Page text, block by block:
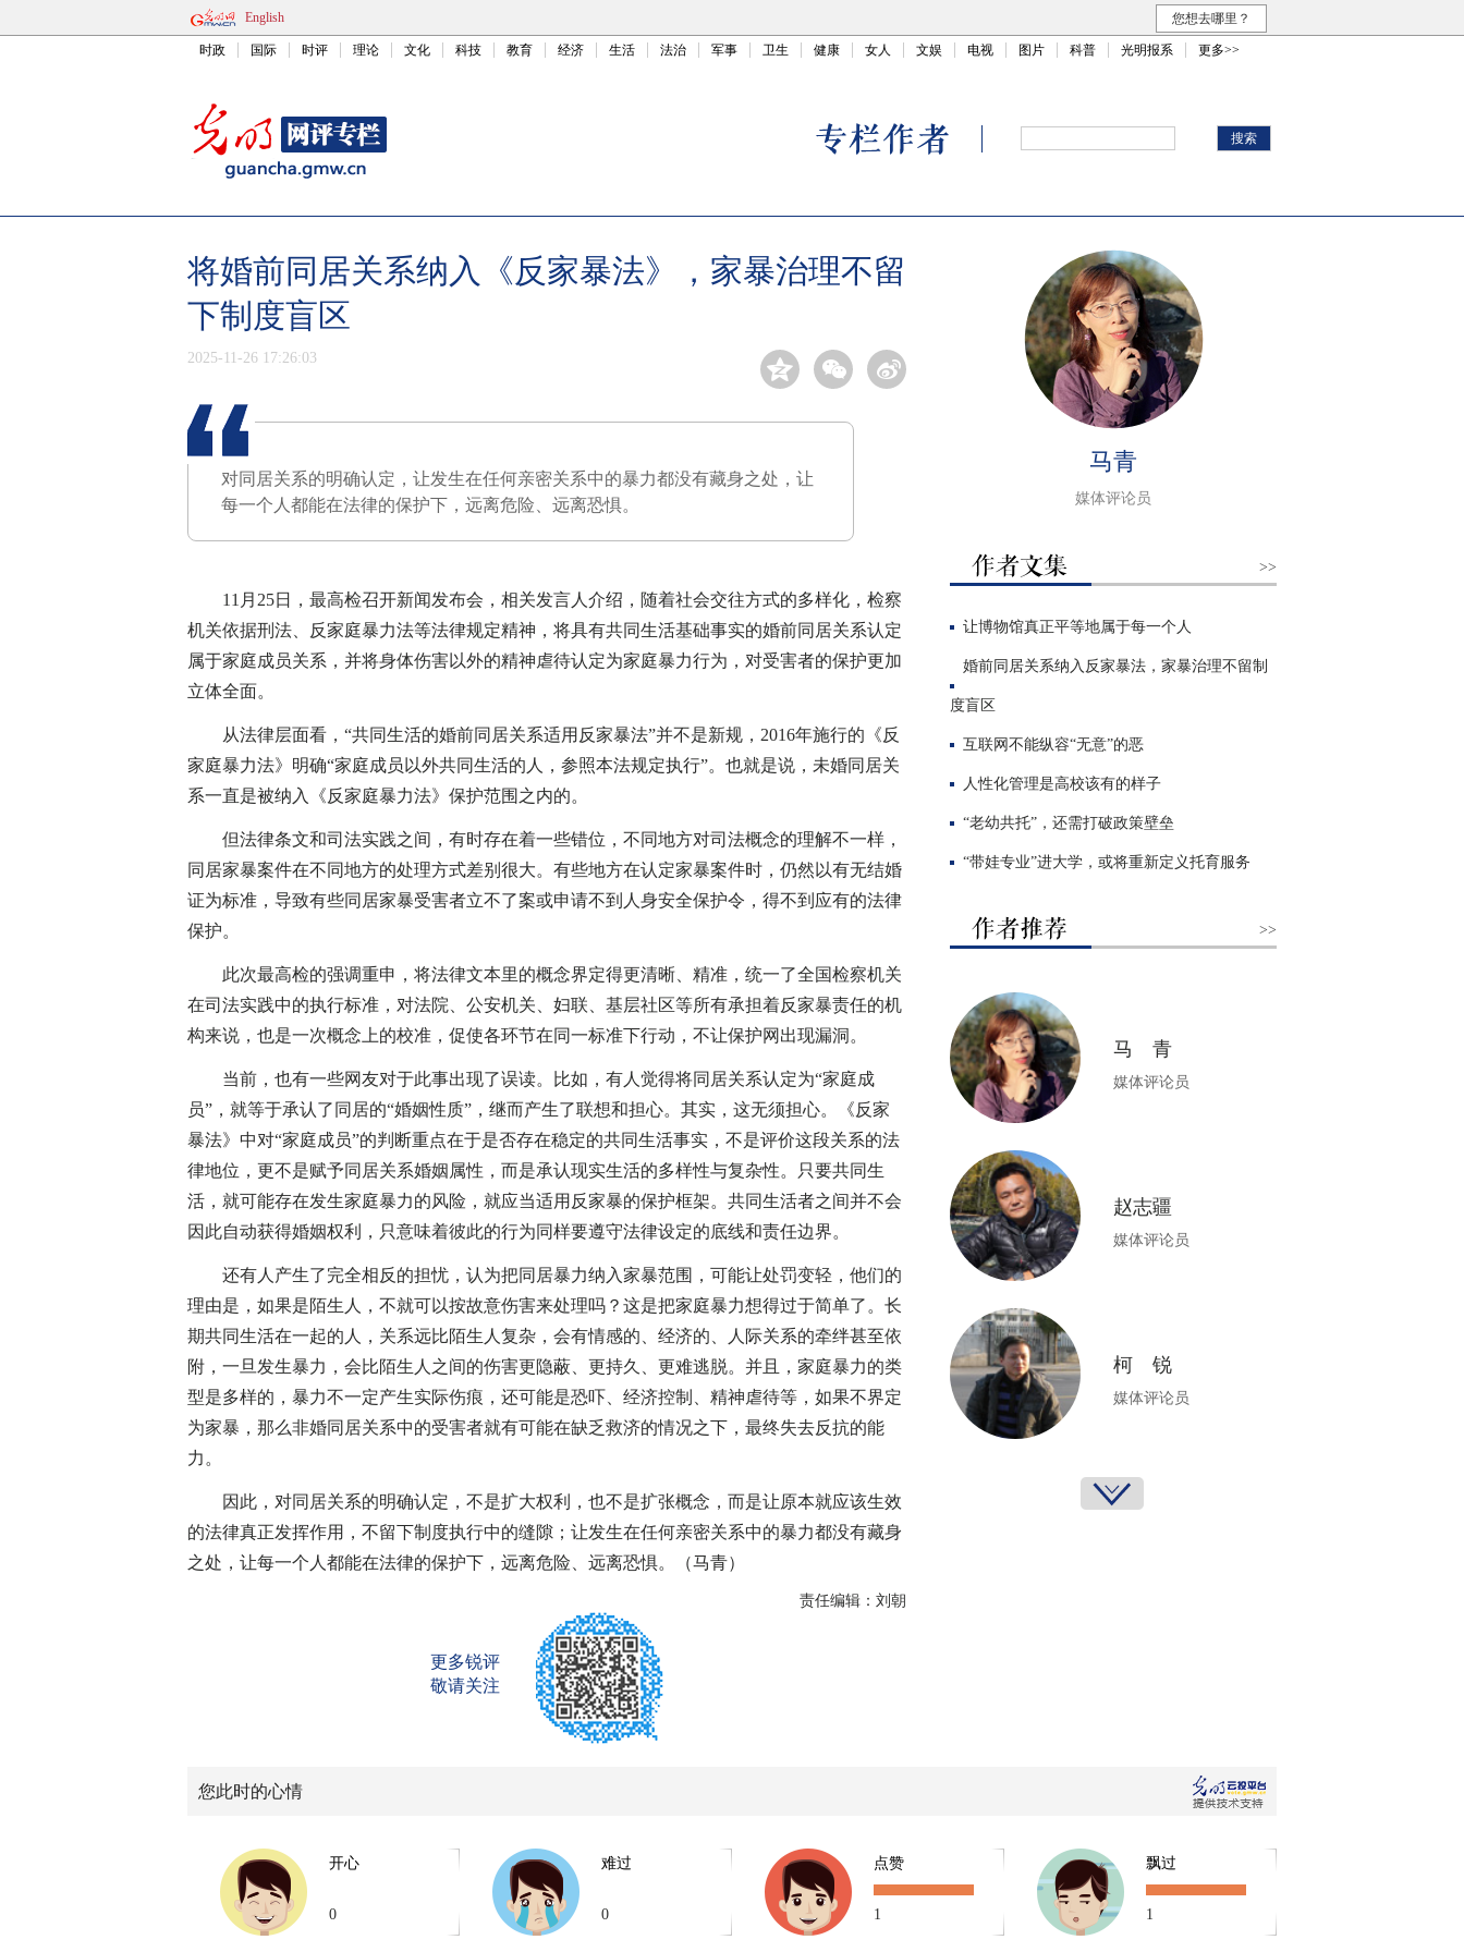
English 您想去哪里？
时政 国际 时评 理论 文化 科技 教育 经济 生活 法治 军事 卫生 健康 女人 文娱 电视 图片 科普 光明报系 更多>>
将婚前同居关系纳入《反家暴法》，家暴治理不留
下制度盲区
2025-11-26 17:26:03
对同居关系的明确认定，让发生在任何亲密关系中的暴力都没有藏身之处，让
每一个人都能在法律的保护下，远离危险、远离恐惧。
11月25日，最高检召开新闻发布会，相关发言人介绍，随着社会交往方式的多样化，检察
机关依据刑法、反家庭暴力法等法律规定精神，将具有共同生活基础事实的婚前同居关系认定
属于家庭成员关系，并将身体伤害以外的精神虐待认定为家庭暴力行为，对受害者的保护更加
立体全面。
从法律层面看，“共同生活的婚前同居关系适用反家暴法”并不是新规，2016年施行的《反
家庭暴力法》明确“家庭成员以外共同生活的人，参照本法规定执行”。也就是说，未婚同居关
系一直是被纳入《反家庭暴力法》保护范围之内的。
但法律条文和司法实践之间，有时存在着一些错位，不同地方对司法概念的理解不一样，
同居家暴案件在不同地方的处理方式差别很大。有些地方在认定家暴案件时，仍然以有无结婚
证为标准，导致有些同居家暴受害者立不了案或申请不到人身安全保护令，得不到应有的法律
保护。
此次最高检的强调重申，将法律文本里的概念界定得更清晰、精准，统一了全国检察机关
在司法实践中的执行标准，对法院、公安机关、妇联、基层社区等所有承担着反家暴责任的机
构来说，也是一次概念上的校准，促使各环节在同一标准下行动，不让保护网出现漏洞。
当前，也有一些网友对于此事出现了误读。比如，有人觉得将同居关系认定为“家庭成
员”，就等于承认了同居的“婚姻性质”，继而产生了联想和担心。其实，这无须担心。《反家
暴法》中对“家庭成员”的判断重点在于是否存在稳定的共同生活事实，不是评价这段关系的法
律地位，更不是赋予同居关系婚姻属性，而是承认现实生活的多样性与复杂性。只要共同生
活，就可能存在发生家庭暴力的风险，就应当适用反家暴的保护框架。共同生活者之间并不会
因此自动获得婚姻权利，只意味着彼此的行为同样要遵守法律设定的底线和责任边界。
还有人产生了完全相反的担忧，认为把同居暴力纳入家暴范围，可能让处罚变轻，他们的
理由是，如果是陌生人，不就可以按故意伤害来处理吗？这是把家庭暴力想得过于简单了。长
期共同生活在一起的人，关系远比陌生人复杂，会有情感的、经济的、人际关系的牵绊甚至依
附，一旦发生暴力，会比陌生人之间的伤害更隐蔽、更持久、更难逃脱。并且，家庭暴力的类
型是多样的，暴力不一定产生实际伤痕，还可能是恐吓、经济控制、精神虐待等，如果不界定
为家暴，那么非婚同居关系中的受害者就有可能在缺乏救济的情况之下，最终失去反抗的能
力。
因此，对同居关系的明确认定，不是扩大权利，也不是扩张概念，而是让原本就应该生效
的法律真正发挥作用，不留下制度执行中的缝隙；让发生在任何亲密关系中的暴力都没有藏身
之处，让每一个人都能在法律的保护下，远离危险、远离恐惧。（马青）
责任编辑：刘朝
更多锐评
敬请关注
马青
媒体评论员
>>
让博物馆真正平等地属于每一个人
婚前同居关系纳入反家暴法，家暴治理不留制
度盲区
互联网不能纵容“无意”的恶
人性化管理是高校该有的样子
“老幼共托”，还需打破政策壁垒
“带娃专业”进大学，或将重新定义托育服务
>>
马 青
媒体评论员
赵志疆
媒体评论员
柯 锐
媒体评论员
媒体评论员
您此时的心情
开心
0
难过
0
点赞
1
飘过
1